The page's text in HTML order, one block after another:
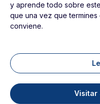
y aprende todo sobre
que una vez que
conviene.
Visitar